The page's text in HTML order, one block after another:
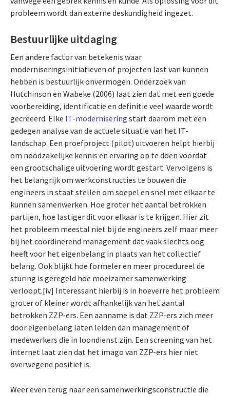
probleem wordt dan externe deskundigheid ingezet.
Bestuurlijke uitdaging
Een andere factor van betekenis waar
moderniseringsinitiatieven of projecten last van kunnen
hebben is bestuurlijk onvermogen. Onderzoek van
Hutchinson en Wabeke (2006) laat zien dat met een goede
voorbereiding, identificatie en definitie veel waarde wordt
gecreëerd. Elke IT-modernisering start daarom met een
gedegen analyse van de actuele situatie van het IT-
landschap. Een proefproject (pilot) uitvoeren helpt hierbij
om noodzakelijke kennis en ervaring op te doen voordat
een grootschalige uitvoering wordt gestart. Vervolgens is
het belangrijk om werkconstructies te bouwen die
engineers in staat stellen om soepel en snel met elkaar te
kunnen samenwerken. Hoe groter het aantal betrokken
partijen, hoe lastiger dit voor elkaar is te krijgen. Hier zit
het probleem meestal niet bij de engineers zelf maar meer
bij het coördinerend management dat vaak slechts oog
heeft voor het eigenbelang in plaats van het collectief
belang. Ook blijkt hoe formeler en meer procedureel de
sturing is geregeld hoe moeizamer samenwerking
verloopt.[iv] Interessant hierbij is in hoeverre het probleem
groter of kleiner wordt afhankelijk van het aantal
betrokken ZZP-ers. Een aanname is dat ZZP-ers zich meer
door eigenbelang laten leiden dan management of
medewerkers die in loondienst zijn. Een screening van het
internet laat zien dat het imago van ZZP-ers hier niet
overwegend positief is.
Weer even terug naar een samenwerkingsconstructie die